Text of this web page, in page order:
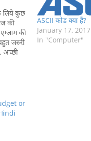
लिये कुछ
की
की
जरुरी
अच्छी
की
ASCII कोड क्या हैं?
January 17, 2017
In "Computer"
or